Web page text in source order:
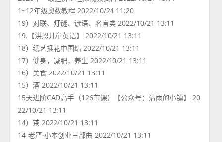
1~12年级奥数教程 2022/10/24 11:20
19）对联、灯谜、谚语、名言类 2022/10/21 13:11
19.【洪恩儿童英语】 2022/10/21 13:11
18）纸艺插花中国结 2022/10/21 13:11
17）健身，减肥，养生 2022/10/21 13:11
16）美食 2022/10/21 13:11
15）酒 2022/10/21 13:11
15天进阶CAD高手（126节课）【公众号：清雨的小镇】 20
22/10/21 13:11
14）茶 2022/10/21 13:11
14-老严·小本创业三部曲 2022/10/21 13:11